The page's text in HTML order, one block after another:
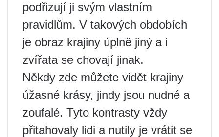
podřizují ji svým vlastním
pravidlům. V takových obdobích
je obraz krajiny úplně jiný a i
zvířata se chovají jinak.
Někdy zde můžete vidět krajiny
úžasné krásy, jindy jsou nudné a
zoufalé. Tyto kontrasty vždy
přitahovaly lidi a nutily je vrátit se